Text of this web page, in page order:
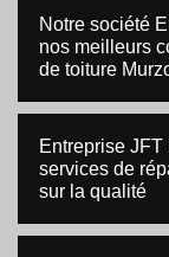
Notre société
nos meilleurs
de toiture
Entreprise
services de
sur la qualité